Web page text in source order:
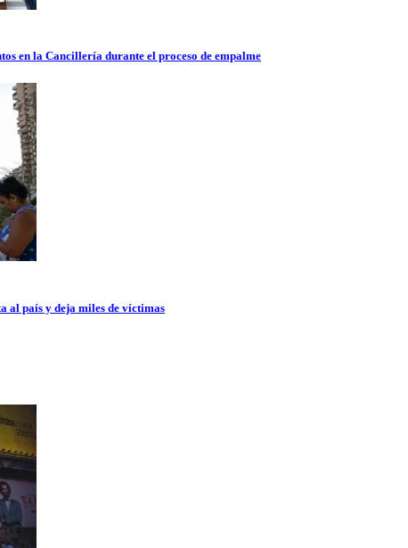
en la Cancillería durante el proceso de empalme
al país y deja miles de víctimas